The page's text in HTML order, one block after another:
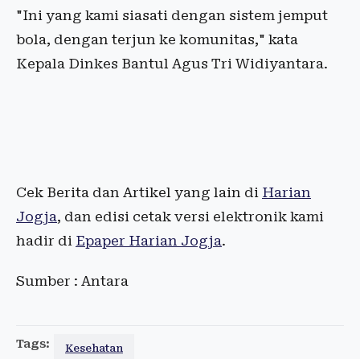
"Ini yang kami siasati dengan sistem jemput
bola, dengan terjun ke komunitas," kata
Kepala Dinkes Bantul Agus Tri Widiyantara.
Cek Berita dan Artikel yang lain di Harian
Jogja, dan edisi cetak versi elektronik kami
hadir di Epaper Harian Jogja.
Sumber : Antara
Tags: Kesehatan